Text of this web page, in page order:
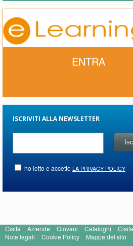
ENTRA
ISCRIVITI ALLA NEWSLETTER
ho letto e accetto LA PRIVACY POLICY
Cisita Aziende Giovani Cataloghi
Note legali
Cookie Policy Mappa del sito